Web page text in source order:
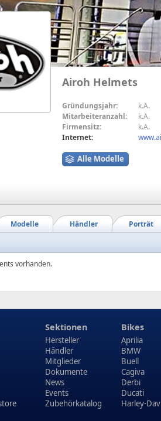
Airoh Helmets
Gründungsjahr:
k.A.
Mitarbeiteranzahl:
k.A.
Firmensitz:
k.A.
Internet:
Alle Modelle
Porträt
Händler
Modelle
vorhanden.
Sektionen
Hersteller
Händler
Mitglieder
Dokumente
News
Events
Zubehörkatalog
Bikes
Aprilia
BMW
Buell
Cagiva
Derbi
Ducati
Harley-